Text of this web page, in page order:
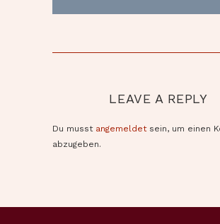
LEAVE A REPLY
Du musst angemeldetsein, um einen
abzugeben.